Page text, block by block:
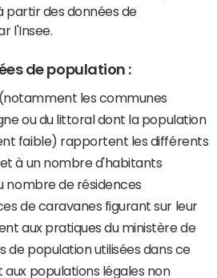
partir des données de
l'Insee.
de population :
les communes
ou du littoral dont la population
faible) rapportent les différents
à un nombre d'habitants
nombre de résidences
de caravanes figurant sur leur
aux pratiques du ministère de
de population utilisées dans ce
populations légales non